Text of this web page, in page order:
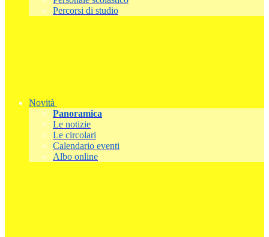
Percorsi di studio
Novità
Panoramica
Le notizie
Le circolari
Calendario eventi
Albo online